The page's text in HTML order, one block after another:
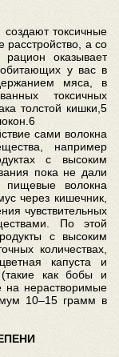
токсичные
расстройство, а со
оказывает
обитающих у вас в
мяса, в
токсичных
толстой кишки,5
сами волокна
например
с высоким
пока не дали
волокна
через кишечник,
чувствительных
По этой
с высоким
количествах,
капуста и
как бобы и
на нерастворимые
10–15 грамм в